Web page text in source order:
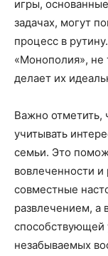
игры,
задачах, могут
процесс в
«Монополия», не
делает их
Важно отметить,
учитывать
семьи. Это
вовлеченности и
совместные
развлечением, а
способствующей
незабываемых